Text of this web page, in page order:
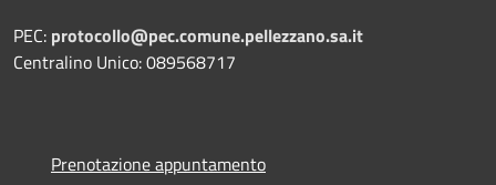
PEC: protocollo@pec.comune.pellezzano.sa.it
Centralino Unico: 089568717
Prenotazione appuntamento